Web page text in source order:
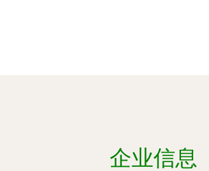
企业信息